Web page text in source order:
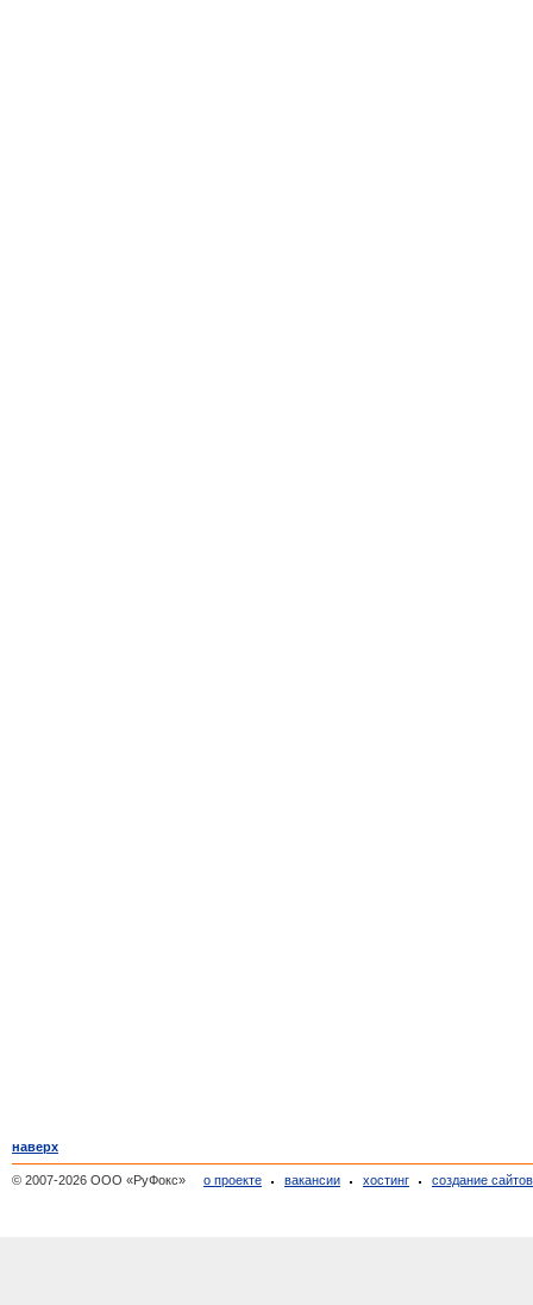
наверх
© 2007-2026 ООО «РуФокс» о проекте вакансии хостинг создание сайтов